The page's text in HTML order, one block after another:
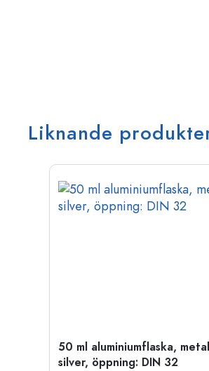
Liknande
50 ml aluminiumflaska,
silver, öppning: DIN 32